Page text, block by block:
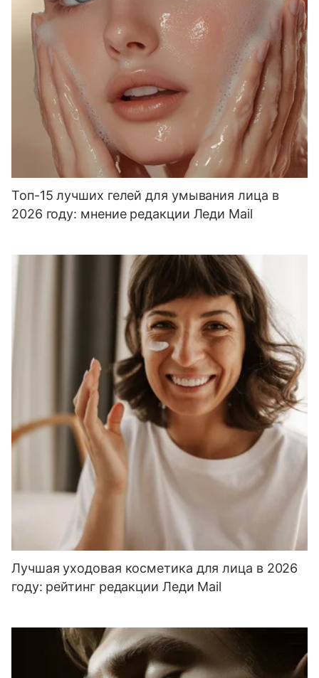
Топ-15 лучших гелей для умывания лица в
2026 году: мнение редакции Леди Mail
Лучшая уходовая косметика для лица в 2026
году: рейтинг редакции Леди Mail